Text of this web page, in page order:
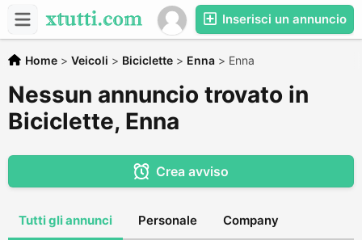
Inserisci un annuncio
Home > Veicoli > Biciclette > Enna > Enna
Nessun annuncio trovato in
Biciclette, Enna
Crea avviso
Tutti gli annunci Personale Company